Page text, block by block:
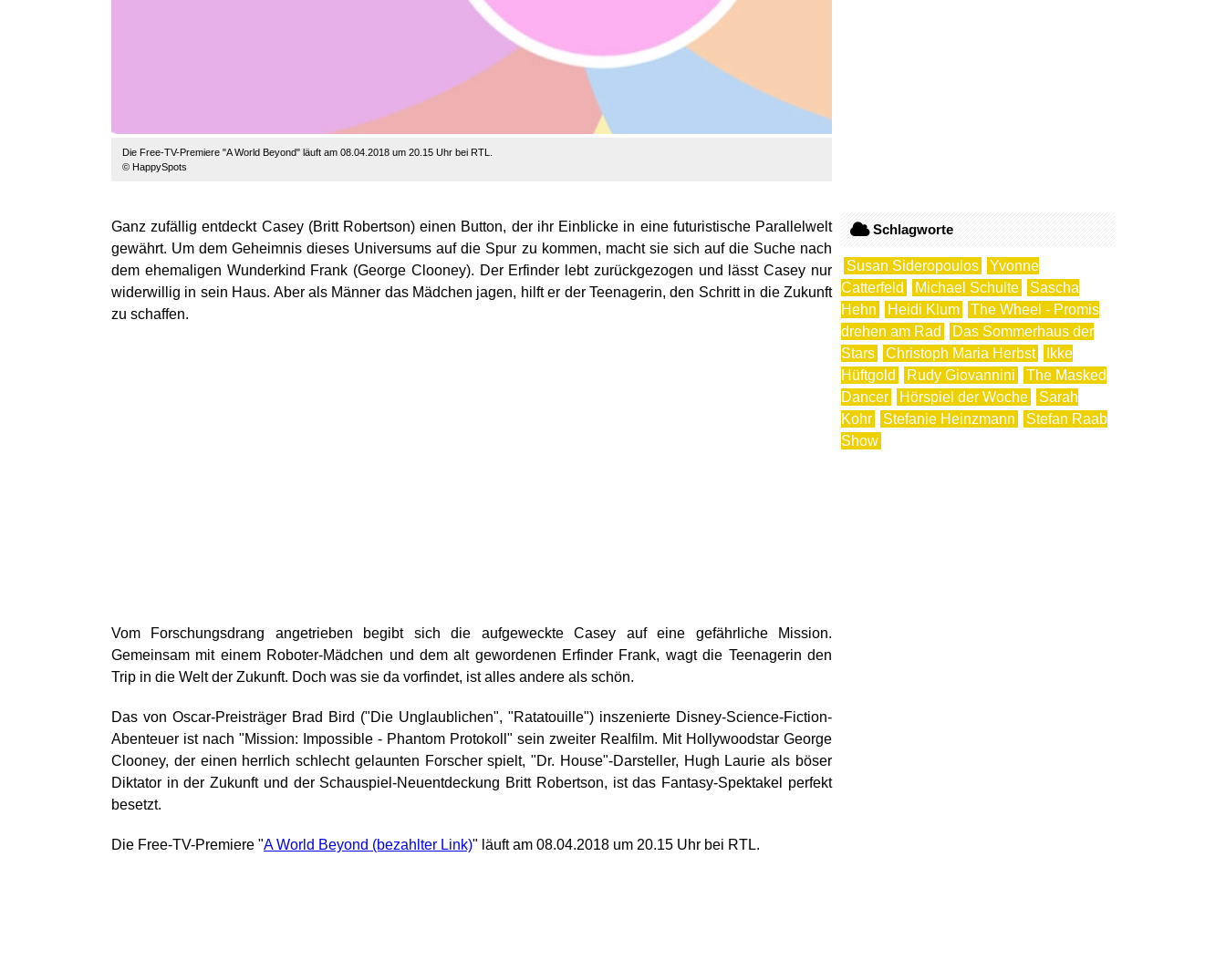
Die Free-TV-Premiere "A World Beyond" läuft am 08.04.2018 um 20.15 Uhr bei RTL.
© HappySpots
Ganz zufällig entdeckt Casey (Britt Robertson) einen Button, der ihr Einblicke in eine futuristische Parallelwelt
gewährt. Um dem Geheimnis dieses Universums auf die Spur zu kommen, macht sie sich auf die Suche nach
dem ehemaligen Wunderkind Frank (George Clooney). Der Erfinder lebt zurückgezogen und lässt Casey nur
widerwillig in sein Haus. Aber als Männer das Mädchen jagen, hilft er der Teenagerin, den Schritt in die Zukunft
zu schaffen.
Vom Forschungsdrang angetrieben begibt sich die aufgeweckte Casey auf eine gefährliche Mission.
Gemeinsam mit einem Roboter-Mädchen und dem alt gewordenen Erfinder Frank, wagt die Teenagerin den
Trip in die Welt der Zukunft. Doch was sie da vorfindet, ist alles andere als schön.
Das von Oscar-Preisträger Brad Bird ("Die Unglaublichen", "Ratatouille") inszenierte Disney-Science-Fiction-
Abenteuer ist nach "Mission: Impossible - Phantom Protokoll" sein zweiter Realfilm. Mit Hollywoodstar George
Clooney, der einen herrlich schlecht gelaunten Forscher spielt, "Dr. House"-Darsteller, Hugh Laurie als böser
Diktator in der Zukunft und der Schauspiel-Neuentdeckung Britt Robertson, ist das Fantasy-Spektakel perfekt
besetzt.
Die Free-TV-Premiere "A World Beyond " läuft am 08.04.2018 um 20.15 Uhr bei RTL.
Schlagworte
Susan Sideropoulos
Yvonne
Catterfeld
Michael Schulte
Sascha
Hehn
Heidi Klum
The Wheel - Promis
drehen am Rad
Das Sommerhaus der
Stars
Christoph Maria Herbst
Ikke
Hüftgold
Rudy Giovannini
The Masked
Dancer
Hörspiel der Woche
Sarah
Kohr
Stefanie Heinzmann
Stefan Raab
Show